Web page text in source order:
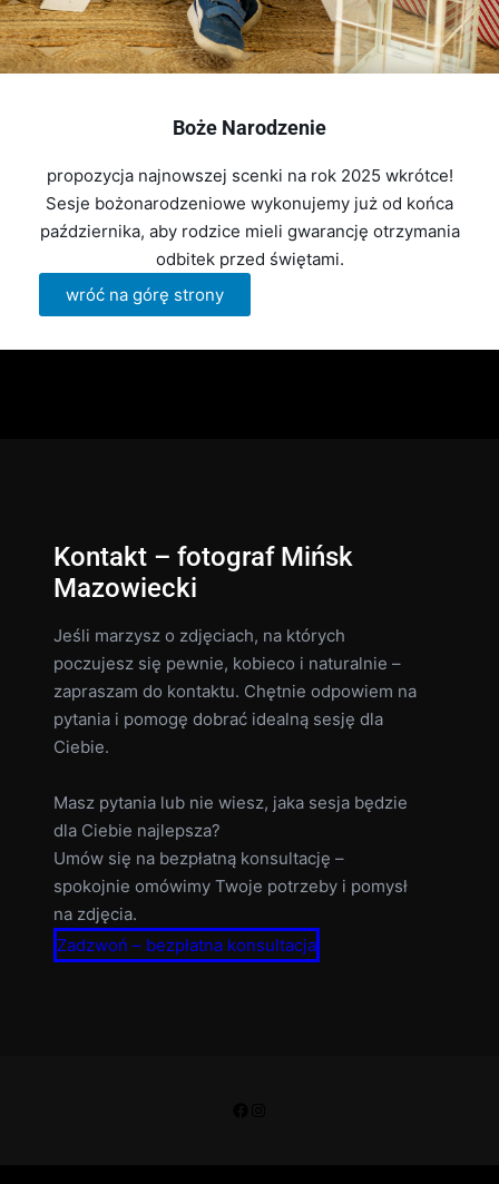
Boże Narodzenie
propozycja najnowszej scenki na rok 2025 wkrótce!
Sesje bożonarodzeniowe wykonujemy już od końca
października, aby rodzice mieli gwarancję otrzymania
odbitek przed świętami.
wróć na górę strony
Kontakt – fotograf Mińsk
Mazowiecki
Jeśli marzysz o zdjęciach, na których
poczujesz się pewnie, kobieco i naturalnie –
zapraszam do kontaktu. Chętnie odpowiem na
pytania i pomogę dobrać idealną sesję dla
Ciebie.
Masz pytania lub nie wiesz, jaka sesja będzie
dla Ciebie najlepsza?
Umów się na bezpłatną konsultację –
spokojnie omówimy Twoje potrzeby i pomysł
na zdjęcia.
Zadzwoń – bezpłatna konsultacja